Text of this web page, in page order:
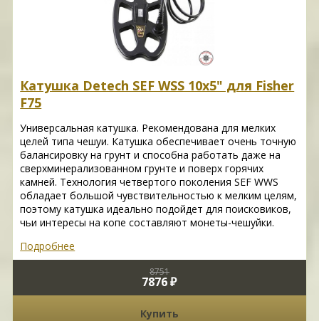
Катушка Detech SEF WSS 10x5" для Fisher
F75
Универсальная катушка. Рекомендована для мелких
целей типа чешуи. Катушка обеспечивает очень точную
балансировку на грунт и способна работать даже на
сверхминерализованном грунте и поверх горячих
камней. Технология четвертого поколения SEF WWS
обладает большой чувствительностью к мелким целям,
поэтому катушка идеально подойдет для поисковиков,
чьи интересы на копе составляют монеты-чешуйки.
Подробнее
8751
7876 ₽
Купить